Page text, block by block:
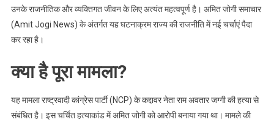
उनके राजनीतिक और व्यक्तिगत जीवन के लिए अत्यंत महत्वपूर्ण है। अमित जोगी समाचार
(Amit Jogi News) के अंतर्गत यह घटनाक्रम राज्य की राजनीति में नई चर्चाएं पैदा
कर रहा है।
क्या है पूरा मामला?
यह मामला राष्ट्रवादी कांग्रेस पार्टी (NCP) के कद्दावर नेता राम अवतार जग्गी की हत्या से
संबंधित है। इस चर्चित हत्याकांड में अमित जोगी को आरोपी बनाया गया था। मामले की